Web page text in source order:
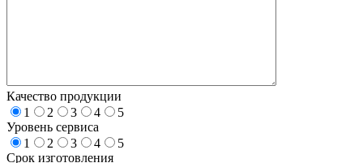
Качество продукции
1
2 3 4
5
Уровень сервиса
1
2 3 4
5
Срок изготовления